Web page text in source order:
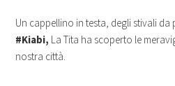
Un cappellino in testa, degli stivali
#Kiabi, La Tita ha scoperto le
nostra città.